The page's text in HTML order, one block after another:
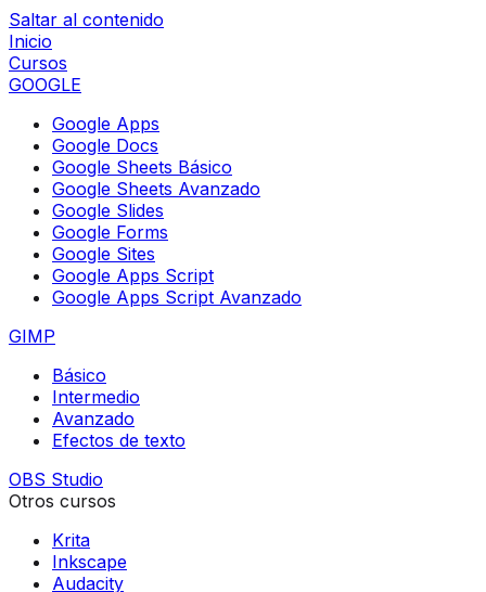
Saltar al contenido
Inicio
Cursos
GOOGLE
Google Apps
Google Docs
Google Sheets Básico
Google Sheets Avanzado
Google Slides
Google Forms
Google Sites
Google Apps Script
Google Apps Script Avanzado
GIMP
Básico
Intermedio
Avanzado
Efectos de texto
OBS Studio
Otros cursos
Krita
Inkscape
Audacity